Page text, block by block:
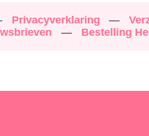
Privacyverklaring —
— Bestelling